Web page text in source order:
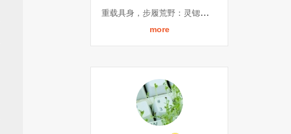
重载具身，步履荒野：灵锶智能肖恺受邀ICRA 2026发表主题演讲，定义野外自主新高度
more